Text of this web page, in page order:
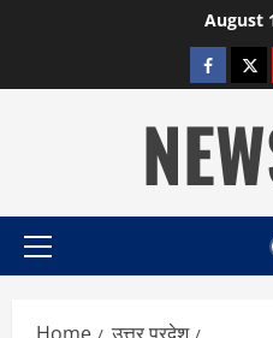
August
facebook
Primary